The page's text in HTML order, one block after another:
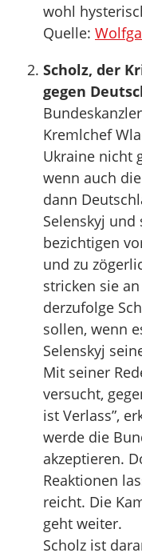
wohl
Quelle:
Scholz, der
gegen
Kremlchef
Ukraine nicht
wenn auch
dann
Selenskyj
bezichtigen
und zu
stricken sie
derzufolge
sollen, wenn
Selenskyj
Mit seiner
versucht,
ist Verlass”,
werde die
akzeptieren.
Reaktionen
reicht. Die
geht weiter.
Scholz ist